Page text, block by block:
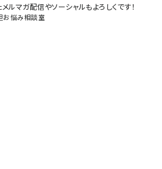
ルマガ配信やソーシャルもよろしくです！
お悩み相談室